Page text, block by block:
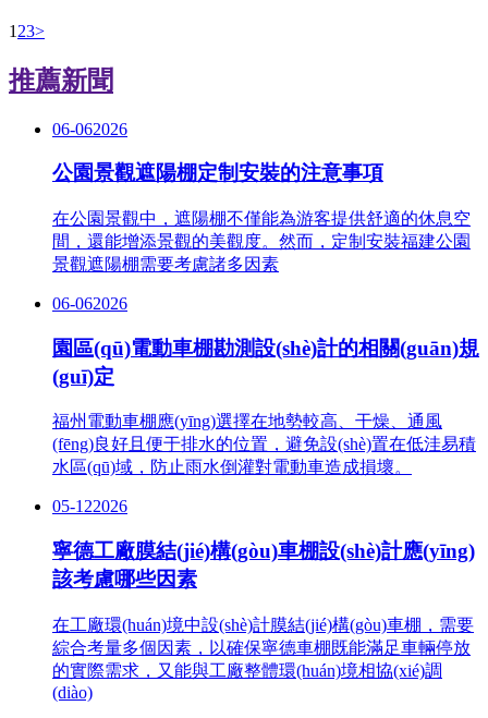
1 23>
推薦新聞
06-062026
公園景觀遮陽棚定制安裝的注意事項
在公園景觀中，遮陽棚不僅能為游客提供舒適的休息空
間，還能增添景觀的美觀度。然而，定制安裝福建公園
景觀遮陽棚需要考慮諸多因素
06-062026
園區(qū)電動車棚勘測設(shè)計的相關(guān)規
(guī)定
福州電動車棚應(yīng)選擇在地勢較高、干燥、通風
(fēng)良好且便于排水的位置，避免設(shè)置在低洼易積
水區(qū)域，防止雨水倒灌對電動車造成損壞。
05-122026
寧德工廠膜結(jié)構(gòu)車棚設(shè)計應(yīng)
該考慮哪些因素
在工廠環(huán)境中設(shè)計膜結(jié)構(gòu)車棚，需要
綜合考量多個因素，以確保寧德車棚既能滿足車輛停放
的實際需求，又能與工廠整體環(huán)境相協(xié)調
(diào)